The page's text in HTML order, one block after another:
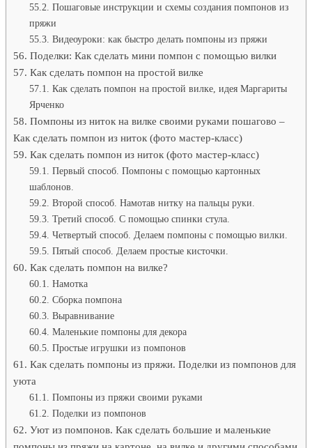
Пошаговые инструкции и схемы создания помпонов из
пряжи
Видеоуроки: как быстро делать помпоны из пряжи
Поделки: Как сделать мини помпон с помощью вилки
Как сделать помпон на простой вилке
Как сделать помпон на простой вилке, идея Маргариты
Ярченко
Помпоны из ниток на вилке своими руками пошагово –
Как сделать помпон из ниток (фото мастер-класс)
Как сделать помпон из ниток (фото мастер-класс)
Первый способ. Помпоны с помощью картонных
шаблонов.
Второй способ. Намотав нитку на пальцы руки.
Третий способ. С помощью спинки стула.
Четвертый способ. Делаем помпоны с помощью вилки.
Пятый способ. Делаем простые кисточки.
Как сделать помпон на вилке?
Намотка
Сборка помпона
Выравнивание
Маленькие помпоны для декора
Простые игрушки из помпонов
Как сделать помпоны из пряжи. Поделки из помпонов для
уюта
Помпоны из пряжи своими руками
Поделки из помпонов
Уют из помпонов. Как сделать большие и маленькие